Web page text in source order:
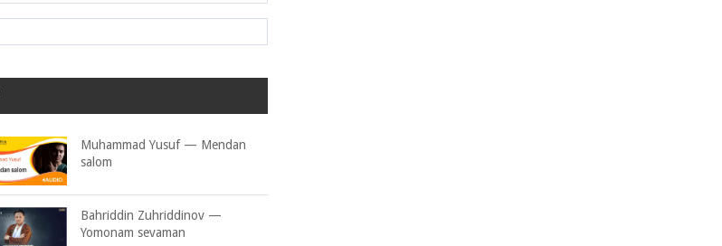
Muhammad Yusuf — Mendan
salom
Bahriddin Zuhriddinov —
Yomonam sevaman